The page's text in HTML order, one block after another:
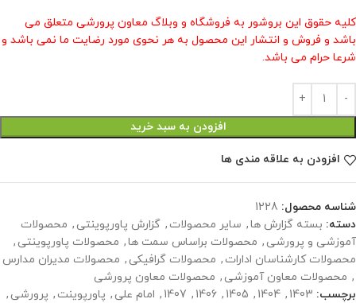
کلیه حقوق این بروشور به فروشگاه و وبلاگ معاون پرورشی متعلق می
باشد و فروش و انتشار این محصول به هر نحوی مورد رضایت ما نمی باشد و
شرعا حرام می باشد.
افزودن به سبد خرید
افزودن به علاقه مندی ها
شناسه محصول: 1228
دسته: بسته گزارش ها, سایر محصولات , گزارش پاورپوینتی , محصولات
آموزشی و پرورشی , محصولات براساس سمت ها, محصولات پاورپوینتی ,
محصولات کارشناسان ادارات , محصولات گرافیکی , محصولات مدیران مدارس
, محصولات معاون آموزشی , محصولات معاون پرورشی
برچسب: 1403
,
1404
,
1405
,
1406
,
1407
, امام علی , پاورپوینت , پرورشی ,